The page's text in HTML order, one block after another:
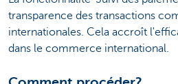
transparence des transactions
internationales. Cela accroît
dans le commerce international.